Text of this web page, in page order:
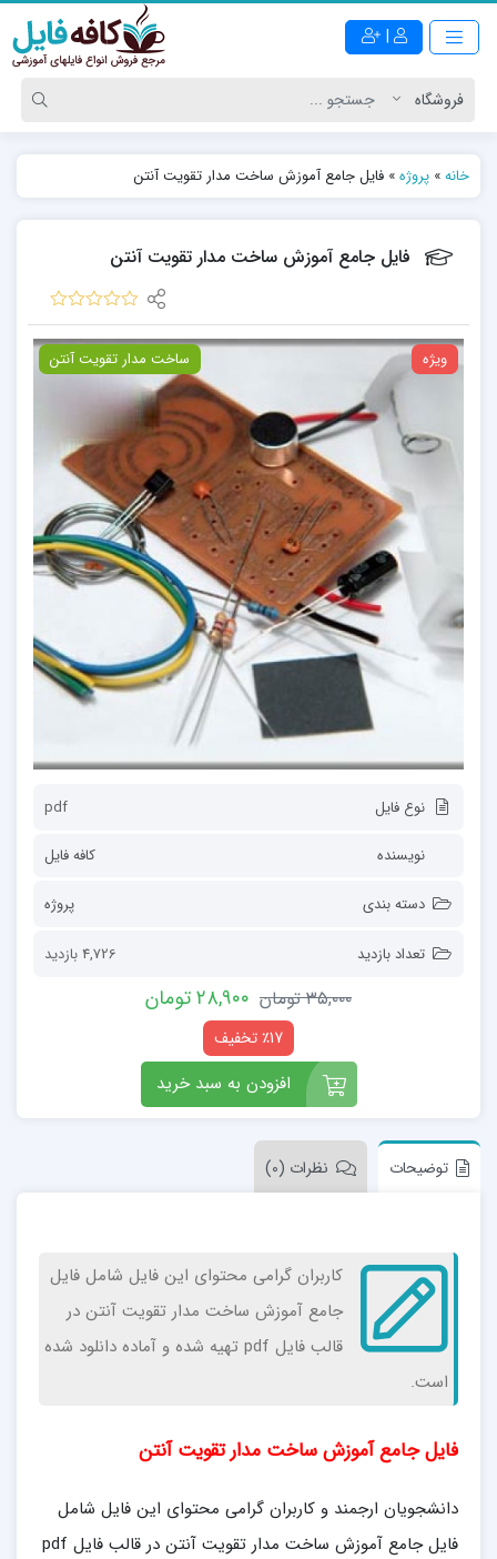
|
خانه» پروژه» فایل جامع آموزش ساخت مدار تقویت آنتن
فایل جامع آموزش ساخت مدار تقویت آنتن
ویژه ساخت مدار تقویت آنتن
نوع فایل pdf
نویسنده کافه فایل
دسته بندی پروژه
تعداد بازدید 4,726 بازدید
۳۵,۰۰۰ تومان ۲۸,۹۰۰تومان
٪17 تخفیف
افزودن به سبد خرید
توضیحات نظرات (0)
کاربران گرامی محتوای این فایل شامل فایل
جامع آموزش ساخت مدار تقویت آنتن در
قالب فایل pdf تهیه شده و آماده دانلود شده
است.
فایل جامع آموزش ساخت مدار تقویت آنتن
دانشجویان ارجمند و کاربران گرامی محتوای این فایل شامل
فایل جامع آموزش ساخت مدار تقویت آنتن در قالب فایل pdf